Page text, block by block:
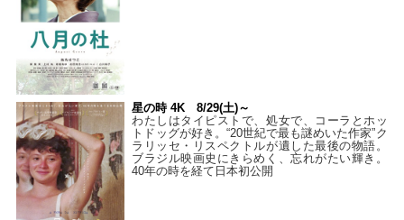
星の時 4K 8/29(土)～
わたしはタイピストで、処⼥で、コーラとホッ
トドッグが好き。“20世紀で最も謎めいた作家”ク
ラリッセ・リスペクトルが遺した最後の物語。
ブラジル映画史にきらめく、忘れがたい輝き。
40年の時を経て⽇本初公開